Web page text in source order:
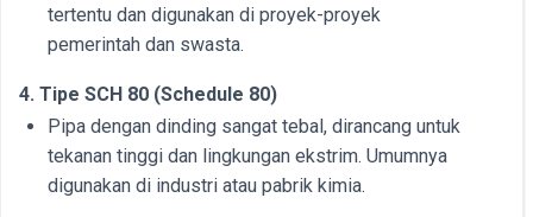
tertentu dan digunakan di proyek-proyek
pemerintah dan swasta.
4. Tipe SCH 80 (Schedule 80)
Pipa dengan dinding sangat tebal, dirancang untuk
tekanan tinggi dan lingkungan ekstrim. Umumnya
digunakan di industri atau pabrik kimia.